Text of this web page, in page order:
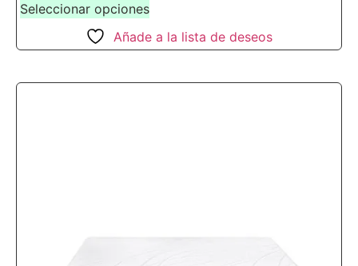
Seleccionar opciones
Añade a la lista de deseos